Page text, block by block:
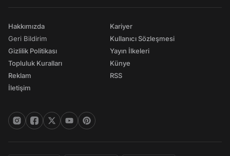
Hakkımızda
Geri Bildirim
Gizlilik Politikası
Topluluk Kuralları
Reklam
İletişim
Kariyer
Kullanıcı Sözleşmesi
Yayın İlkeleri
Künye
RSS